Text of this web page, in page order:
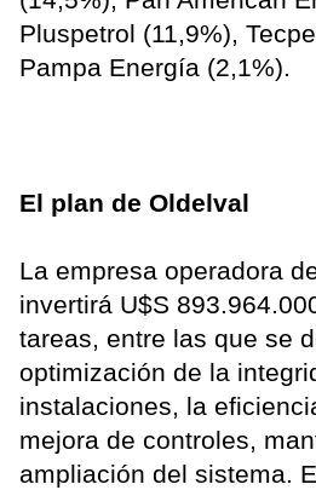
Pluspetrol (11,9%),
Pampa Energía (2,1%).
El plan de Oldelval
La empresa operadora
invertirá U$S
tareas, entre las que se
optimización de la
instalaciones, la
mejora de controles,
ampliación del sistema.